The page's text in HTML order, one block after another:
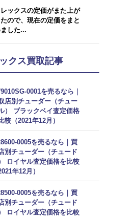
レックスの定価がまた上が
ので、現在の定価をまと
した...
クス買取記事
0001を売るなら｜
店別チューダー（チュー
） ブラックベイ査定価格
較（2021年12月）
0005を売るなら｜買
別チューダー（チュード
ロイヤル査定価格を比較
年12月）
0005を売るなら｜買
別チューダー（チュード
ロイヤル査定価格を比較